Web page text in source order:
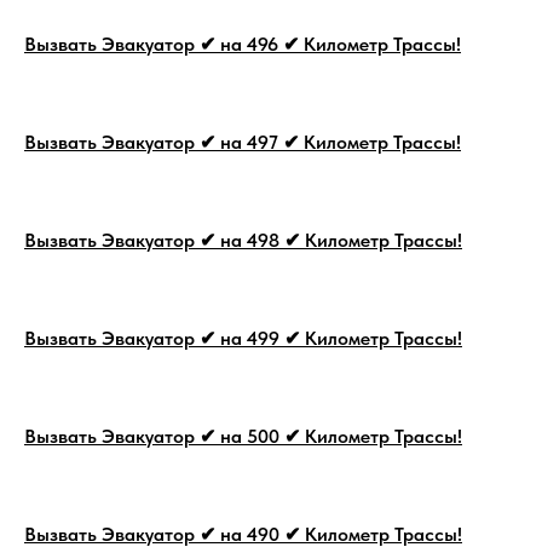
Вызвать Эвакуатор ✔ на 496 ✔ Километр Трассы!
Вызвать Эвакуатор ✔ на 497 ✔ Километр Трассы!
Вызвать Эвакуатор ✔ на 498 ✔ Километр Трассы!
Вызвать Эвакуатор ✔ на 499 ✔ Километр Трассы!
Вызвать Эвакуатор ✔ на 500 ✔ Километр Трассы!
Вызвать Эвакуатор ✔ на 490 ✔ Километр Трассы!